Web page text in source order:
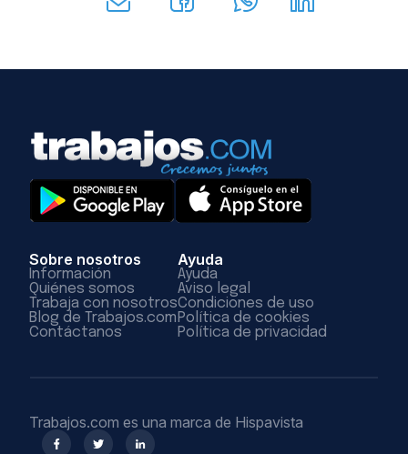
Sobre nosotros
Información
Quiénes somos
Trabaja con nosotros
Blog de Trabajos.com
Contáctanos
Ayuda
Ayuda
Aviso legal
Condiciones de uso
Política de cookies
Política de privacidad
Trabajos.com es una marca de Hispavista